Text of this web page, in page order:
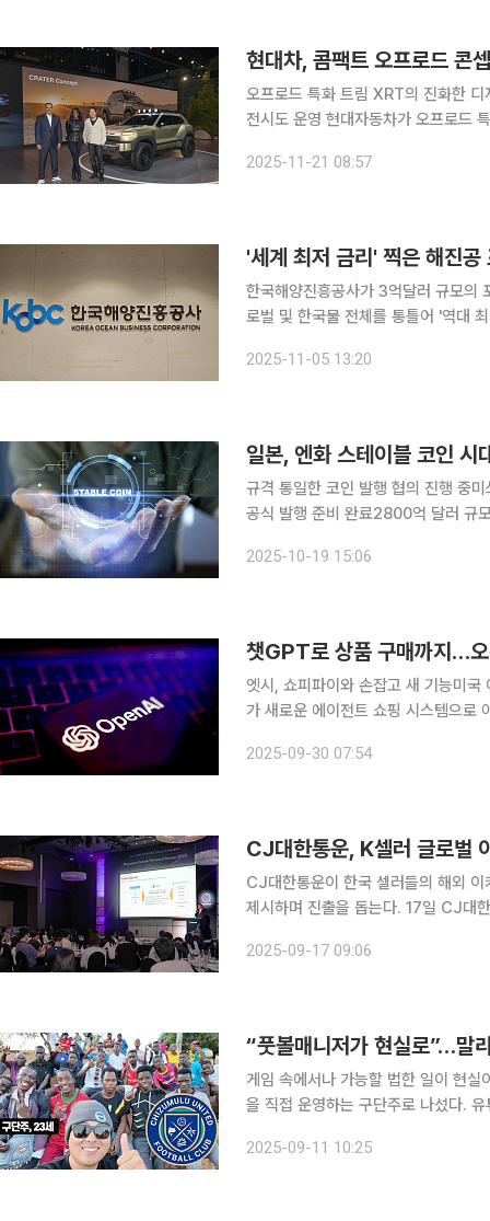
현대차, 콤팩트 오프로드 콘
오프로드 특화 트림 XRT의 진화한
전시도 운영 현대자동차가 오프로드 특화 트림 XRT의 진화한 디자인 방향성을 선보이는 콘셉트카
서 열린 ‘2025 LA 오토쇼’에서 크레
2025-11-21 08:57
한국해양진흥공사가 3억달러 규모의
로벌 및 한국물 전체를 통틀어 '역대
의 해양산업 재건 비전이 해외 투자자
2025-11-05 13:20
일본, 엔화 스테이블 코인
규격 통일한 코인 발행 협의 진행 중
공식 발행 준비 완료2800억 달러 규모 시장…경쟁 치열
을 추진하고 있다. 19일 니혼게이자
2025-10-19 15:06
챗GPT로 상품 구매까지…
엣시, 쇼피파이와 손잡고 새 기능미
가 새로운 에이전트 쇼핑 시스템으로 아마존에 도전
출시한다고 발표했다. 초기에는 미국
2025-09-30 07:54
CJ대한통운이 한국 셀러들의 해외
제시하며 진출을 돕는다. 17일 CJ대한통운은 서울 중구 더플라자호텔에서 전날 열린 ‘페이오니아
루션 기업 페이오니아는 해외 판매 대
2025-09-17 09:06
“풋볼매니저가 현실로”…말
게임 속에서나 가능할 법한 일이 현
을 직접 운영하는 구단주로 나섰다.
로 시작했지만 2023년 겨울 이후 변
2025-09-11 10:25